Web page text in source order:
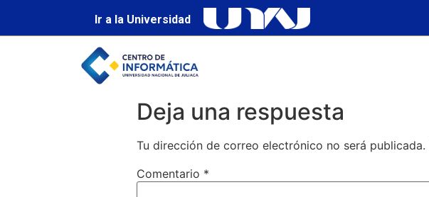
Ir a la Universidad
Deja una respuesta
Tu dirección de correo electrónico no será publicada.
Comentario *